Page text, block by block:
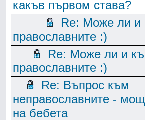
какъв първом става?
Re: Може ли и
православните :)
Re: Може ли и
православните :)
Re: Въпрос към
неправославните -
на бебета